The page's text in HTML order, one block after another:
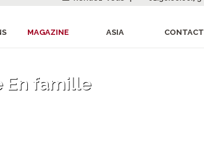
MAGAZINE ASIA CONTACT
En famille